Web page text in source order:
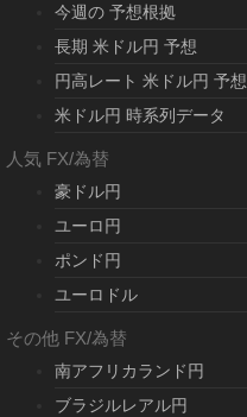
今週の 予想根拠
長期 米ドル円 予想
円高レート 米ドル円 予想
米ドル円 時系列データ
人気 FX/為替
豪ドル円
ユーロ円
ポンド円
ユーロドル
その他 FX/為替
南アフリカランド円
ブラジルレアル円